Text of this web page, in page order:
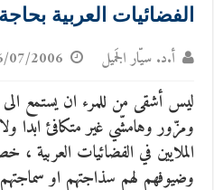
الفضائيات العربية
أ.د. سيّار الجَميل 07/2006
ليس أشقى من للمرء ان يستمع
ومزّور وهامشّي غير متكافئ
الملايين في الفضائيات العربية ،
وضيوفهم لهم سذاجتهم او